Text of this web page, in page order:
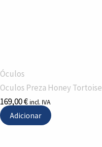
Óculos
Oculos Preza Honey Tortoise
169,00€incl. IVA
Adicionar